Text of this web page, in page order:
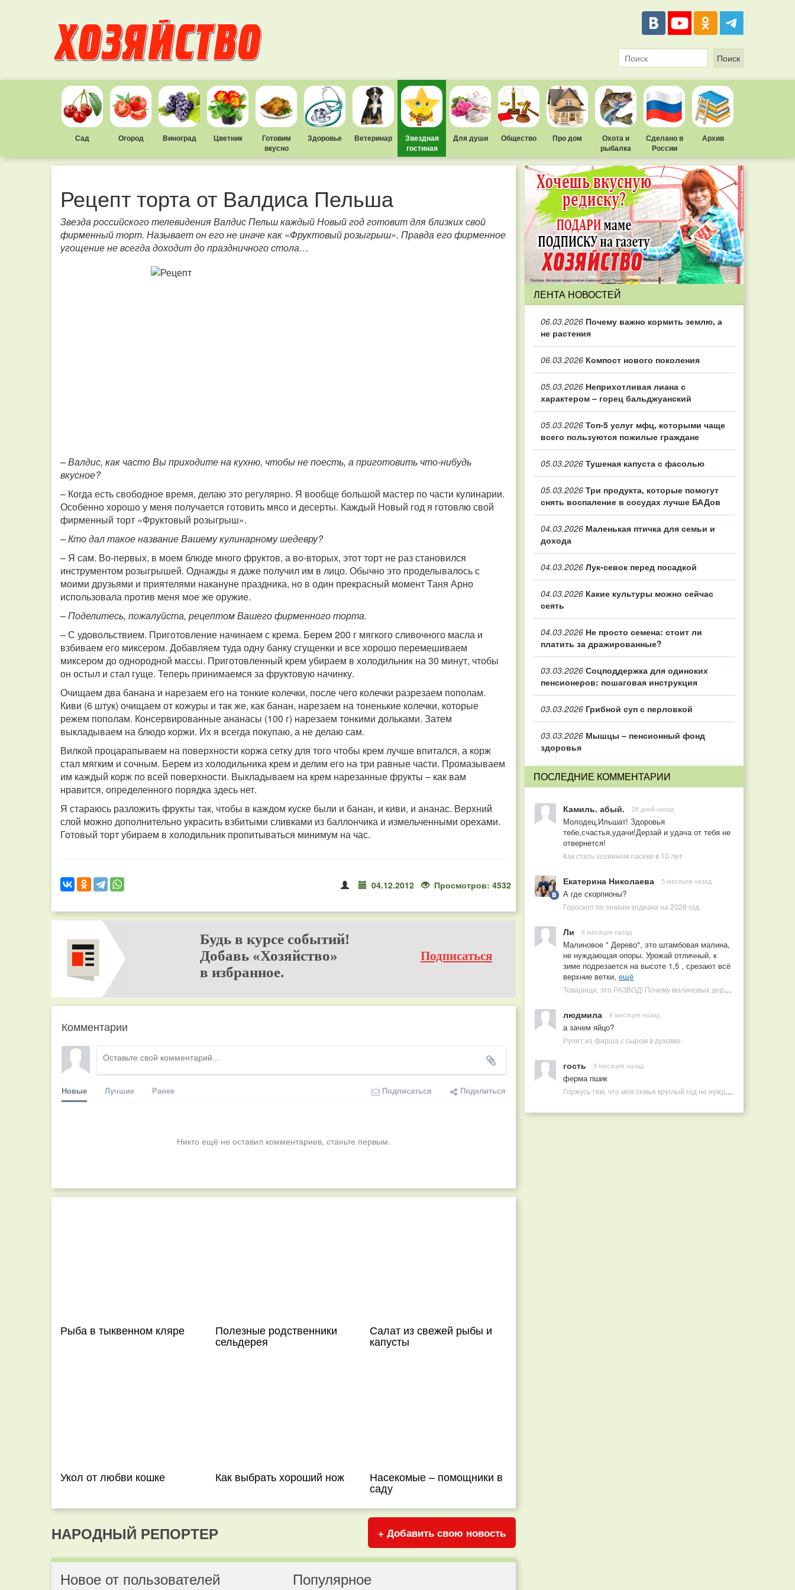
Сад Огород Виноград Цветник
Готовим
вкусно
Здоровье Ветеринар
Звездная
гостиная
Для души Общество Про дом
Охота и
рыбалка
Сделано в
России
Архив
Рецепт торта от Валдиса Пельша
Звезда российского телевидения Валдис Пельш каждый Новый год готовит для близких свой
фирменный торт. Называет он его не иначе как «Фруктовый розыгрыш». Правда его фирменное
угощение не всегда доходит до праздничного стола…
– Валдис, как часто Вы приходите на кухню, чтобы не поесть, а приготовить что-нибудь
вкусное?
– Когда есть свободное время, делаю это регулярно. Я вообще большой мастер по части кулинарии.
Особенно хорошо у меня получается готовить мясо и десерты. Каждый Новый год я готовлю свой
фирменный торт «Фруктовый розыгрыш».
– Кто дал такое название Вашему кулинарному шедевру?
– Я сам. Во-первых, в моем блюде много фруктов, а во-вторых, этот торт не раз становился
инструментом розыгрышей. Однажды я даже получил им в лицо. Обычно это проделывалось с
моими друзьями и приятелями накануне праздника, но в один прекрасный момент Таня Арно
использовала против меня мое же оружие.
– Поделитесь, пожалуйста, рецептом Вашего фирменного торта.
– С удовольствием. Приготовление начинаем с крема. Берем 200 г мягкого сливочного масла и
взбиваем его миксером. Добавляем туда одну банку сгущенки и все хорошо перемешиваем
миксером до однородной массы. Приготовленный крем убираем в холодильник на 30 минут, чтобы
он остыл и стал гуще. Теперь принимаемся за фруктовую начинку.
Очищаем два банана и нарезаем его на тонкие колечки, после чего колечки разрезаем пополам.
Киви (6 штук) очищаем от кожуры и так же, как банан, нарезаем на тоненькие колечки, которые
режем пополам. Консервированные ананасы (100 г) нарезаем тонкими дольками. Затем
выкладываем на блюдо коржи. Их я всегда покупаю, а не делаю сам.
Вилкой процарапываем на поверхности коржа сетку для того чтобы крем лучше впитался, а корж
стал мягким и сочным. Берем из холодильника крем и делим его на три равные части. Промазываем
им каждый корж по всей поверхности. Выкладываем на крем нарезанные фрукты – как вам
нравится, определенного порядка здесь нет.
Я стараюсь разложить фрукты так, чтобы в каждом куске были и банан, и киви, и ананас. Верхний
слой можно дополнительно украсить взбитыми сливками из баллончика и измельченными орехами.
Готовый торт убираем в холодильник пропитываться минимум на час.
04.12.2012 Просмотров: 4532
Будь в курсе событий!
Добавь «Хозяйство»
в избранное.
Подписаться
Комментарии
Новые Лучшие Ранее Подписаться Поделиться
Никто ещё не оставил комментариев, станьте первым.
Рыба в тыквенном кляре Полезные родственники
сельдерея
Салат из свежей рыбы и
капусты
Укол от любви кошке Как выбрать хороший нож Насекомые – помощники в
саду
НАРОДНЫЙ РЕПОРТЕР + Добавить свою новость
Новое от пользователей Популярное
ЛЕНТА НОВОСТЕЙ
06.03.2026 Почему важно кормить землю, а
не растения
06.03.2026 Компост нового поколения
05.03.2026 Неприхотливая лиана с
характером – горец бальджуанский
05.03.2026 Топ‑5 услуг мфц, которыми чаще
всего пользуются пожилые граждане
05.03.2026 Тушеная капуста с фасолью
05.03.2026 Три продукта, которые помогут
снять воспаление в сосудах лучше БАДов
04.03.2026 Маленькая птичка для семьи и
дохода
04.03.2026 Лук-севок перед посадкой
04.03.2026 Какие культуры можно сейчас
сеять
04.03.2026 Не просто семена: стоит ли
платить за дражированные?
03.03.2026 Соцподдержка для одиноких
пенсионеров: пошаговая инструкция
03.03.2026 Грибной суп с перловкой
03.03.2026 Мышцы – пенсионный фонд
здоровья
ПОСЛЕДНИЕ КОММЕНТАРИИ
Камиль. абый. 26 дней назад
Молодец,Ильшат! Здоровья
тебе,счастья,удачи!Дерзай и удача от тебя не
отвернется!
Как стать хозяином пасеки в 10 лет
Екатерина Николаева 5 месяцев назад
А где скорпионы?
Гороскоп по знакам зодиака на 2026 год
Ли 6 месяцев назад
Малиновое " Дерево", это штамбовая малина,
не нуждающая опоры. Урожай отличный, к
зиме подрезается на высоте 1,5 , срезают всё
верхние ветки, ещё
Товарищи, это РАЗВОД! Почему малиновых деревьев не бывает, или Как ушлые продавцы наживаются на мечтах садоводов
людмила 8 месяцев назад
а зачем яйцо?
Рулет из фарша с сыром в духовке
гость 9 месяцев назад
ферма пшик
Горжусь тем, что моя семья круглый год не нуждается в покупных витаминах